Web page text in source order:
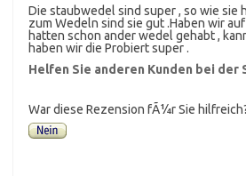
Die staubwedel sind super , so wie sie
zum Wedeln sind sie gut .Haben wir
hatten schon ander wedel gehabt ,
haben wir die Probiert super .
Helfen Sie anderen Kunden bei der
War diese Rezension fÃ¼r Sie